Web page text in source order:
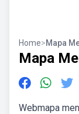
Home>Mapa
Mapa
Webmapa